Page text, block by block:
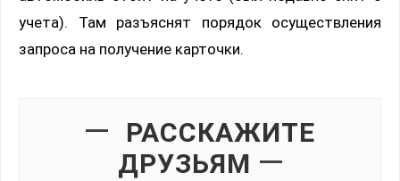
учета). Там разъяснят порядок осуществления
запроса на получение карточки.
РАССКАЖИТЕ
ДРУЗЬЯМ